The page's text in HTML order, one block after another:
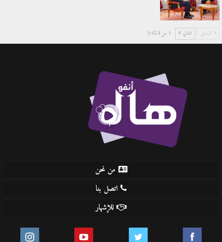
السابق التالي 1 من 1٬424
من نحن
اتصل بنا
للإشهار